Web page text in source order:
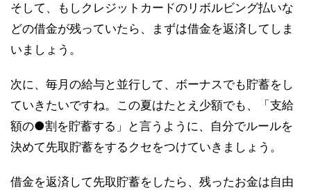
そして、もしクレジットカードのリボルビング払いな
どの借金が残っていたら、まずは借金を返済してしま
いましょう。
次に、毎月の給与と並行して、ボーナスでも貯蓄をし
ていきたいですね。この夏はたとえ少額でも、「支給
額の●割を貯蓄する」と言うように、自分でルールを
決めて先取貯蓄をするクセをつけていきましょう。
借金を返済して先取貯蓄をしたら、残ったお金は自由